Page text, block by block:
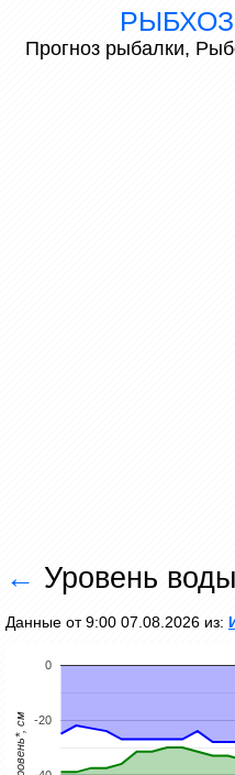
Прогноз рыбалки,
← Уровень
Данные от 9:00 07.08.2026 из:
-20
0
уровень*, см